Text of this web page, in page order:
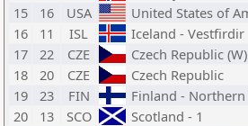
15
16 USA United States of
16
11 ISL Iceland - Vestfirdir
17
22 CZE Czech Republic (W)
18
20 CZE Czech Republic
19
23 FIN Finland -
20
13 SCO Scotland - 1